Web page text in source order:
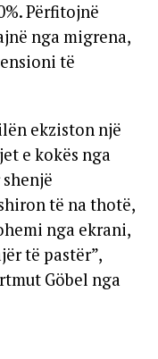
Përfitojnë
nga migrena,
të
ekziston një
e kokës nga
të na thotë,
nga ekrani,
të pastër”,
Göbel nga